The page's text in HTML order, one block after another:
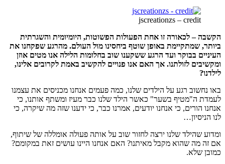
jscreationzs – credit
הקשבה – לכאורה זו אחת הפעולות הפשוטות, היומיומית והשגרתית
ביותר, שמתקיימת באופן שוטף ביחסינו מול העולם. מהרגע שפקחנו את
העיניים בבוקר ועד הרגע ששקענו שוב בחלומות הלילה אנו מטים אוזן
ומקשיבים לזולתנו. אך האם אנו פנויים להקשיב באמת לקרובים אלינו,
לילדנו?
באו נחשוב רגע על הילדים שלנו, כמה פעמים אנחנו מכניסים את עצמנו
לעמדת ה"מטיף בשער" כאשר הילד שלנו כבר מעיז ומשתף אותנו, כי
אנחנו הורים, כי אנחנו יודעים, אמרנו כבר, כי ידענו שזה מה שיקרה, כי
לנו הניסיון…
ומדוע שהילד שלנו ירצה לחזור שוב על אותה פעולה אומללה של שיתוף,
אם זה מה שהוא מקבל מאיתנו? האם אנחנו היינו עושים זאת במקומם?
כמובן שלא.